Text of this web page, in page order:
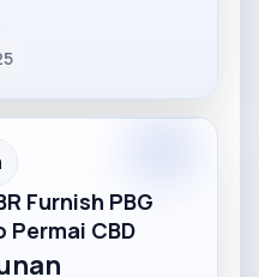
Furnish PBG
Permai CBD